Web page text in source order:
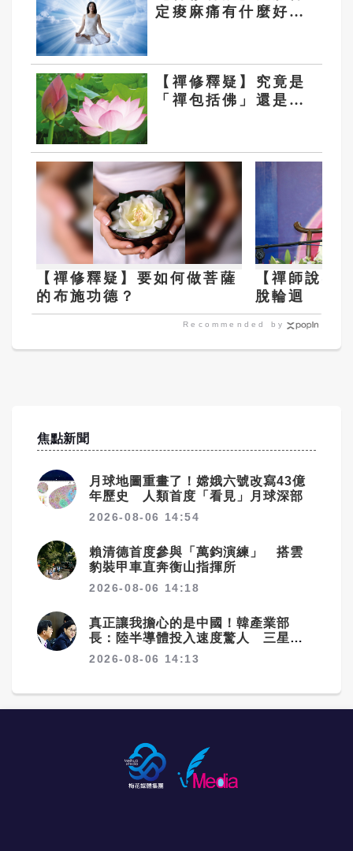
定痠麻痛有什麼好
【禪修釋疑】究竟是
「禪包括佛」還是
【禪修釋疑】要如何做菩薩
的布施功德？
【禪師說禪
脫輪迴
Recommended by
焦點新聞
月球地圖重畫了！嫦娥六號改寫43億
年歷史 人類首度「看見」月球深部
2026-08-06 14:54
賴清德首度參與「萬鈞演練」 搭雲
豹裝甲車直奔衡山指揮所
2026-08-06 14:18
真正讓我擔心的是中國！韓產業部
長：陸半導體投入速度驚人 三星、
SK海力士恐失領先優勢
2026-08-06 14:13